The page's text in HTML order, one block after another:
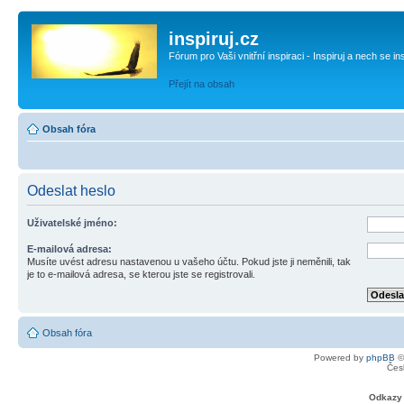
inspiruj.cz
Fórum pro Vaši vnitřní inspiraci - Inspiruj a nech se
Přejít na obsah
Obsah fóra
Odeslat heslo
Uživatelské jméno:
E-mailová adresa:
Musíte uvést adresu nastavenou u vašeho účtu. Pokud jste ji neměnili, tak
je to e-mailová adresa, se kterou jste se registrovali.
Obsah fóra
Powered by phpBB